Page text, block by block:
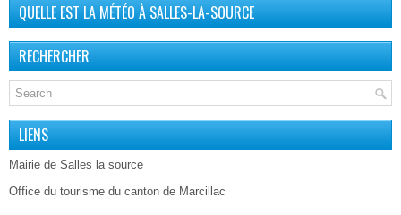
QUELLE EST LA MÉTÉO À SALLES-LA-SOURCE
RECHERCHER
LIENS
Mairie de Salles la source
Office du tourisme du canton de Marcillac